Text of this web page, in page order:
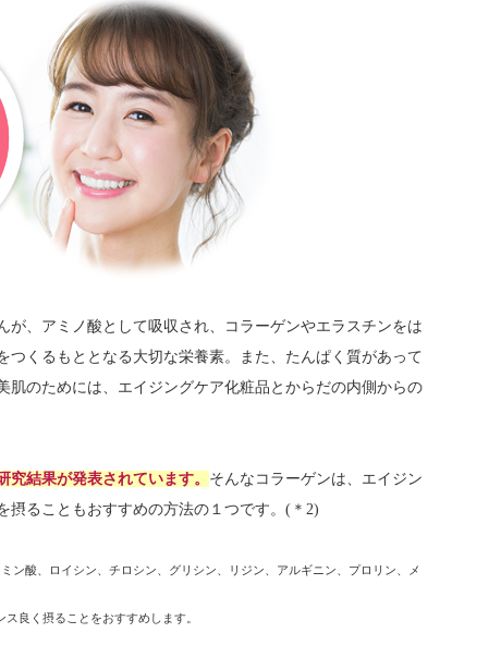
、アミノ酸として吸収され、コラーゲンやエラスチンをは
くるもととなる大切な栄養素。また、たんぱく質があって
のためには、エイジングケア化粧品とからだの内側からの
結果が発表されています。 そんなコラーゲンは、エイジン
摂ることもおすすめの方法の１つです。(＊2)
酸、ロイシン、チロシン、グリシン、リジン、アルギニン、プロリン、メ
良く摂ることをおすすめします。